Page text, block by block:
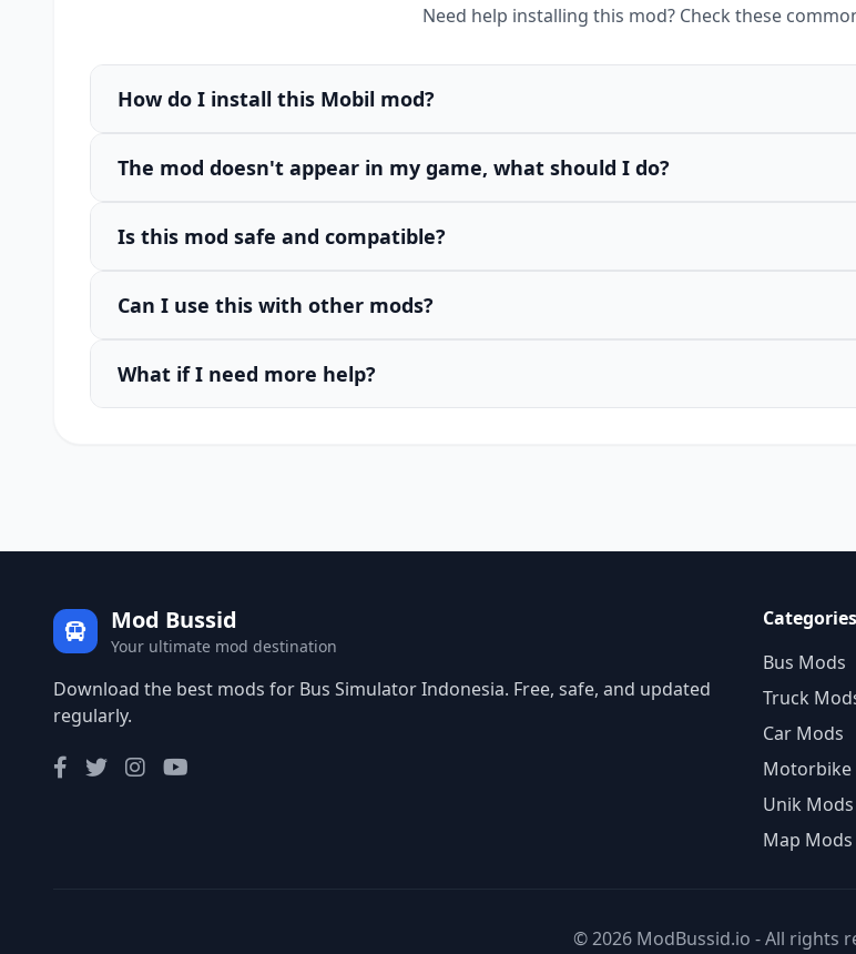
Need help installing this mod? Check these
How do I install this Mobil mod?
The mod doesn't appear in my game, what should I do?
Is this mod safe and compatible?
Can I use this with other mods?
What if I need more help?
Mod Bussid
Your ultimate mod destination
Download the best mods for Bus Simulator Indonesia. Free, safe, and updated
regularly.
Categories
Bus Mods
Truck
Car Mods
Motorbike
Unik Mods
Map Mods
© 2026 ModBussid.io - All rights